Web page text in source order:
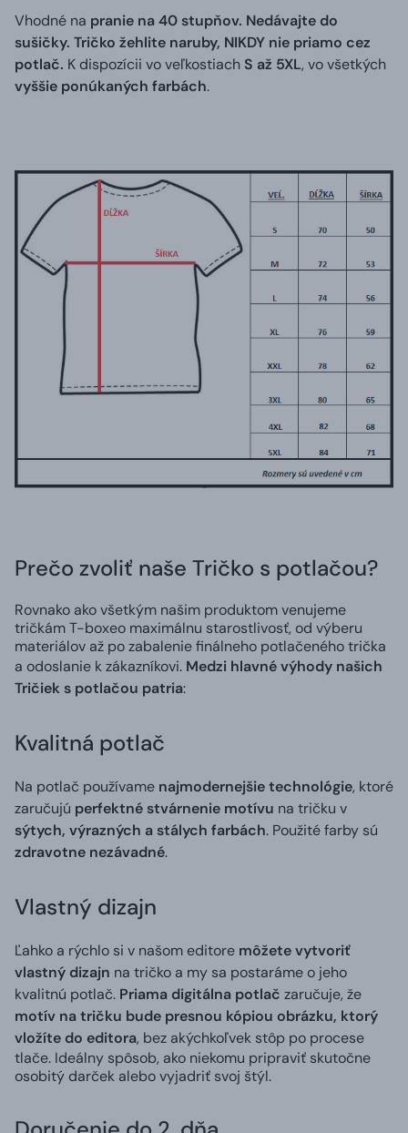
Vhodné na pranie na 40 stupňov. Nedávajte do
sušičky. Tričko žehlite naruby, NIKDY nie priamo cez
potlač. K dispozícii vo veľkostiach S až 5XL, vo všetkých
vyššie ponúkaných farbách.
Prečo zvoliť naše Tričko s potlačou?
Rovnako ako všetkým našim produktom venujeme
tričkám T-boxeo maximálnu starostlivosť, od výberu
materiálov až po zabalenie finálneho potlačeného trička
a odoslanie k zákazníkovi. Medzi hlavné výhody našich
Tričiek s potlačou patria:
Kvalitná potlač
Na potlač používame najmodernejšie technológie, ktoré
zaručujú perfektné stvárnenie motívu na tričku v
sýtych, výrazných a stálych farbách. Použité farby sú
zdravotne nezávadné.
Vlastný dizajn
Ľahko a rýchlo si v našom editore môžete vytvoriť
vlastný dizajn na tričko a my sa postaráme o jeho
kvalitnú potlač. Priama digitálna potlač zaručuje, že
motív na tričku bude presnou kópiou obrázku, ktorý
vložíte do editora, bez akýchkoľvek stôp po procese
tlače. Ideálny spôsob, ako niekomu pripraviť skutočne
osobitý darček alebo vyjadriť svoj štýl.